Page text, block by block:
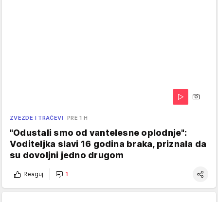
ZVEZDE I TRAČEVI PRE 1 H
"Odustali smo od vantelesne oplodnje":
Voditeljka slavi 16 godina braka, priznala da
su dovoljni jedno drugom
Reaguj 1